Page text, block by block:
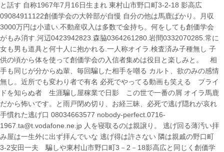
と話す 自称1967年7月16日生まれ 東村山市野口町3-2-18 影高広
09084911122創価学会の大幹部が自慢 自分の他は馬鹿ばかり。月収
3000万円は小遣い.不動産収入は多数で金持ち。何をしても創価学会
がもみ消す.河辺0423942823.森脇0364261280.岩間0332070285.常に
女も男も道具と何十人に抱かれる.一人称オイラ.検査済み子種無し 子
供の頃から体を使って創価学会の入信者集めは役目と楽しみと。 相
手も同じが分からぬ輩、毎回騙した相手を嘲る カルト、欲のみの感情
無し。近所でも変わり者で有名 必死でやってる動画も笑える プライ
ドを知らぬ者 生涯騙し屋稼業で日影 この世で一番の屑 オイラ馬鹿
だから怖いです。と雨戸閉め切り、お経三昧、必死で逃げ隠れが哀れ
手慣れた逃げ口 08034663577 nobody-perfect.0716-
1967.ta@t.vodafone.ne.jp 人を寝取るのは親譲り。 逃げ回る薄汚い拝
み屋は一生外に出ず拝んでいな 逃げ得は許さない 隣は親戚の野口町
3-2安田一夫 騙しや東村山市野口町3－2－18影高広と同じく創価学